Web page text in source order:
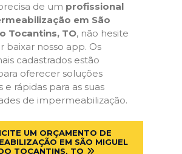
de um profissional
em São
Tocantins, TO, não hesite
baixar nosso app. Os
cadastrados estão
oferecer soluções
e rápidas para as suas
de impermeabilização.
UM ORÇAMENTO DE
EM SÃO MIGUEL
TOCANTINS, TO